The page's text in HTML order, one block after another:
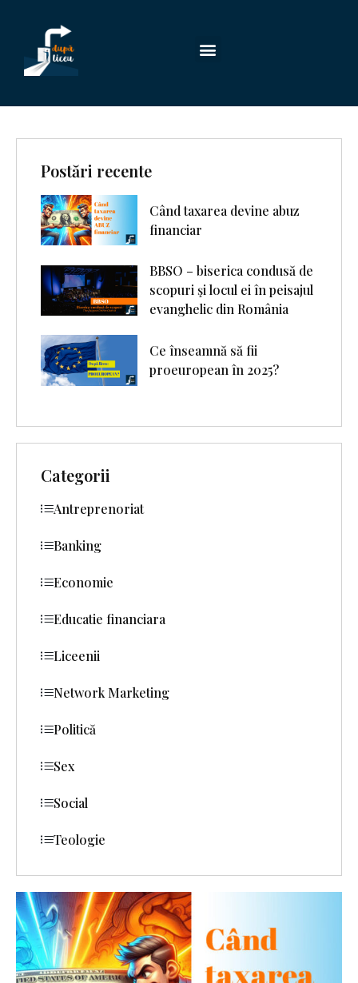
Postări recente
Când taxarea devine abuz
financiar
BBSO – biserica condusă de
scopuri şi locul ei în peisajul
evanghelic din România
Ce înseamnă să fii
proeuropean în 2025?
Categorii
Antreprenoriat
Banking
Economie
Educatie financiara
Liceenii
Network Marketing
Politică
Sex
Social
Teologie